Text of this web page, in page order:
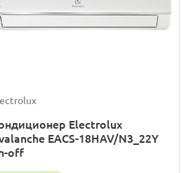
Electrolux
EACS-18HAV/N3_22Y
off